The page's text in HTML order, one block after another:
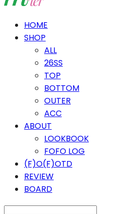
HOME
SHOP
ALL
26SS
TOP
BOTTOM
OUTER
ACC
ABOUT
LOOKBOOK
FOFO LOG
(F)O(F)OTD
REVIEW
BOARD